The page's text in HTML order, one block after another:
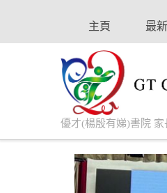
主頁 最
優才(楊殷有娣)書院 家